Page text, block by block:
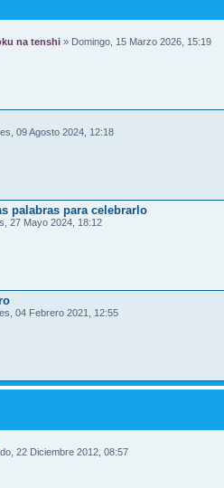
na tenshi » Domingo, 15 Marzo 2026, 15:19
09 Agosto 2024, 12:18
palabras para celebrarlo
27 Mayo 2024, 18:12
04 Febrero 2021, 12:55
22 Diciembre 2012, 08:57